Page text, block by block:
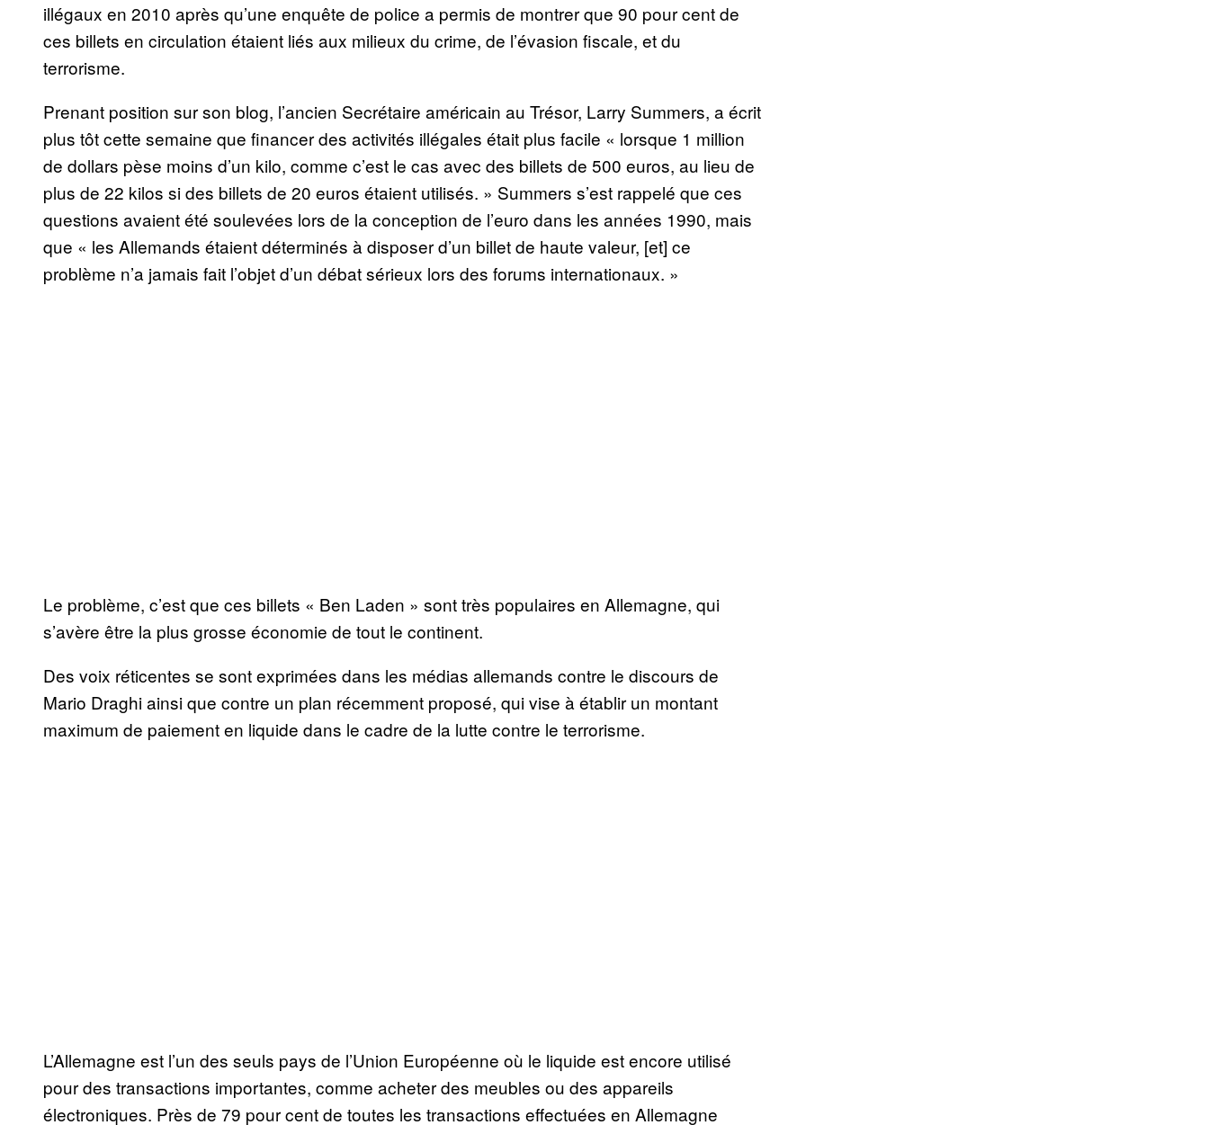
illégaux en 2010 après qu’une enquête de police a permis de montrer que 90 pour cent de
ces billets en circulation étaient liés aux milieux du crime, de l’évasion fiscale, et du
terrorisme.
Prenant position sur son blog, l’ancien Secrétaire américain au Trésor, Larry Summers, a écrit
plus tôt cette semaine que financer des activités illégales était plus facile « lorsque 1 million
de dollars pèse moins d’un kilo, comme c’est le cas avec des billets de 500 euros, au lieu de
plus de 22 kilos si des billets de 20 euros étaient utilisés. » Summers s’est rappelé que ces
questions avaient été soulevées lors de la conception de l’euro dans les années 1990, mais
que « les Allemands étaient déterminés à disposer d’un billet de haute valeur, [et] ce
problème n’a jamais fait l’objet d’un débat sérieux lors des forums internationaux. »
Le problème, c’est que ces billets « Ben Laden » sont très populaires en Allemagne, qui
s’avère être la plus grosse économie de tout le continent.
Des voix réticentes se sont exprimées dans les médias allemands contre le discours de
Mario Draghi ainsi que contre un plan récemment proposé, qui vise à établir un montant
maximum de paiement en liquide dans le cadre de la lutte contre le terrorisme.
L’Allemagne est l’un des seuls pays de l’Union Européenne où le liquide est encore utilisé
pour des transactions importantes, comme acheter des meubles ou des appareils
électroniques. Près de 79 pour cent de toutes les transactions effectuées en Allemagne